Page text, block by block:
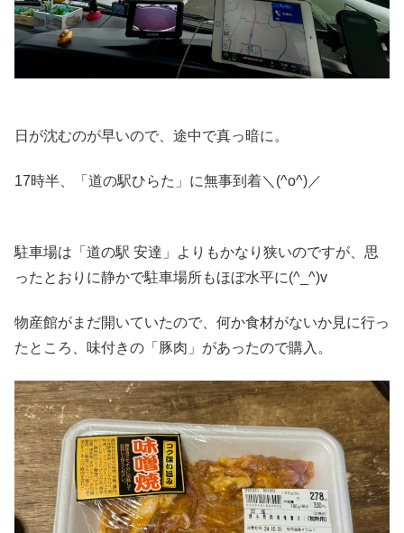
日が沈むのが早いので、途中で真っ暗に。
17時半、「道の駅ひらた」に無事到着＼(^o^)／
駐車場は「道の駅 安達」よりもかなり狭いのですが、思
ったとおりに静かで駐車場所もほぼ水平に(^_^)v
物産館がまだ開いていたので、何か食材がないか見に行っ
たところ、味付きの「豚肉」があったので購入。